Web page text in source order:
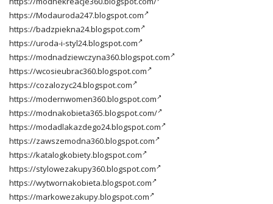
https://Modauroda247.blogspot.com
https://badzpiekna24.blogspot.com
https://uroda-i-styl24.blogspot.com
https://modnadziewczyna360.blogspot.com
https://wcosieubrac360.blogspot.com
https://cozalozyc24.blogspot.com
https://modernwomen360.blogspot.com
https://modnakobieta365.blogspot.com/
https://modadlakazdego24.blogspot.com
https://zawszemodna360.blogspot.com
https://katalogkobiety.blogspot.com
https://stylowezakupy360.blogspot.com
https://wytwornakobieta.blogspot.com
https://markowezakupy.blogspot.com